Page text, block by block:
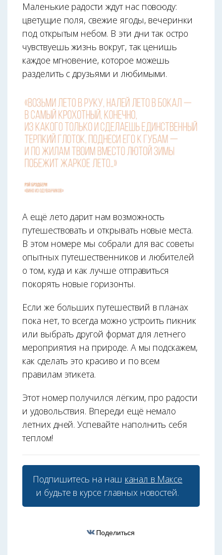
Маленькие радости ждут нас повсюду:
цветущие поля, свежие ягоды, вечеринки
под открытым небом. В эти дни так остро
чувствуешь жизнь вокруг, так ценишь
каждое мгновение, которое можешь
разделить с друзьями и любимыми.
А ещё лето дарит нам возможность
путешествовать и открывать новые места.
В этом номере мы собрали для вас советы
опытных путешественников и любителей
о том, куда и как лучше отправиться
покорять новые горизонты.
Если же больших путешествий в планах
пока нет, то всегда можно устроить пикник
или выбрать другой формат для летнего
мероприятия на природе. А мы подскажем,
как сделать это красиво и по всем
правилам этикета.
Этот номер получился лёгким, про радости
и удовольствия. Впереди ещё немало
летних дней. Успевайте наполнить себя
теплом!
Подпишитесь на наш канал в Максе
и будьте в курсе главных новостей.
Поделиться